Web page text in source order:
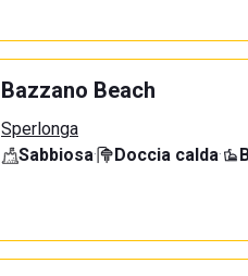
Bazzano Beach
Sperlonga
Sabbiosa· Doccia calda·